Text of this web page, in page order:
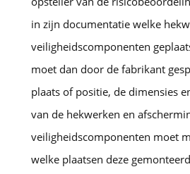
in zijn documentatie welke
veiligheidscomponenten
moet dan door de fabrikant
plaats of positie, de dimensies
van de hekwerken en
veiligheidscomponenten moet
welke plaatsen deze